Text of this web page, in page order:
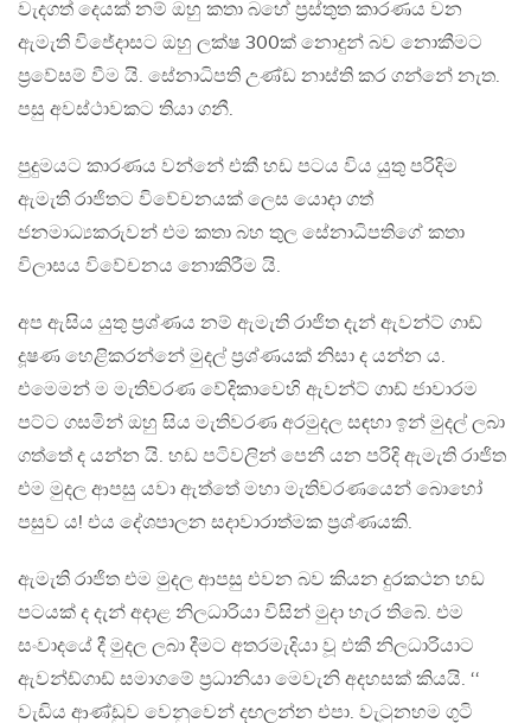
වැදගත් දෙයක් නම් ඔහු කතා බහේ ප්‍රස්තුත කාරණය වන
ඇමැති විජේදාසට ඔහු ලක්ෂ 300ක් නොදුන් බව නොකීමට
ප්‍රවේසම් වීම යි. සේනාධිපති උණ්ඩ නාස්ති කර ගන්නේ නැත.
පසු අවස්ථාවකට තියා ගනී.
පුදුමයට කාරණය වන්නේ එකී හඩ පටය විය යුතු පරිදිම
ඇමැති රාජිතට විවේචනයක් ලෙස යොදා ගත්
ජනමාධ්‍යකරුවන් එම කතා බහ තුල සේනාධිපතිගේ කතා
විලාසය විවේචනය නොකිරීම යි.
අප ඇසිය යුතු ප්‍රශ්ණය නම් ඇමැති රාජිත දැන් ඇවන්ට් ගාඩ්
දූෂණ හෙළිකරන්නේ මුදල් ප්‍රශ්ණයක් නිසා ද යන්න ය.
එමෙමන් ම මැතිවරණ වේදිකාවෙහි ඇවන්ට් ගාඩ් ජාවාරම
පට්ට ගසමින් ඔහු සිය මැතිවරණ අරමුදල සඳහා ඉන් මුදල් ලබා
ගත්තේ ද යන්න යි. හඩ පටිවලින් පෙනී යන පරිදි ඇමැති රාජිත
එම මුදල ආපසු යවා ඇත්තේ මහා මැතිවරණයෙන් බොහෝ
පසුව ය! එය දේශපාලන සදාවාරාත්මක ප්‍රශ්ණයකි.
ඇමැති රාජිත එම මුදල ආපසු එවන බව කියන දුරකථන හඩ
පටයක් ද දැන් අදාළ නිලධාරියා විසින් මුදා හැර තිබේ. එම
සංවාදයේ දී මුදල ලබා දීමට අතරමැදියා වූ එකී නිලධාරියාට
ඇවන්ඩ්ගාඩ් සමාගමේ ප්‍රධානියා මෙවැනි අදහසක් කියයි. ‘‘
වැඩිය ආණ්ඩුව වෙනුවෙන් දඟලන්න එපා. වැටුනහම ගුටි